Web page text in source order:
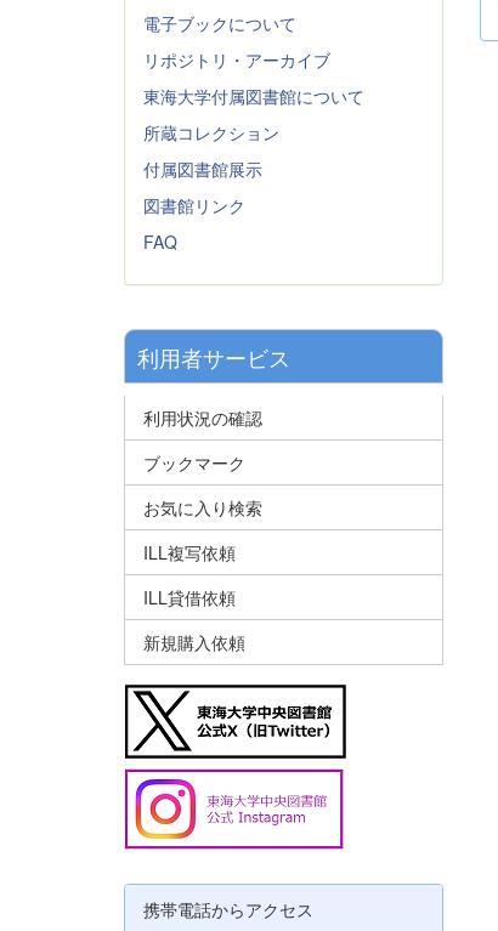
電子ブックについて
リポジトリ・アーカイブ
東海大学付属図書館について
所蔵コレクション
付属図書館展示
図書館リンク
FAQ
利用者サービス
利用状況の確認
ブックマーク
お気に入り検索
ILL複写依頼
ILL貸借依頼
新規購入依頼
携帯電話からアクセス